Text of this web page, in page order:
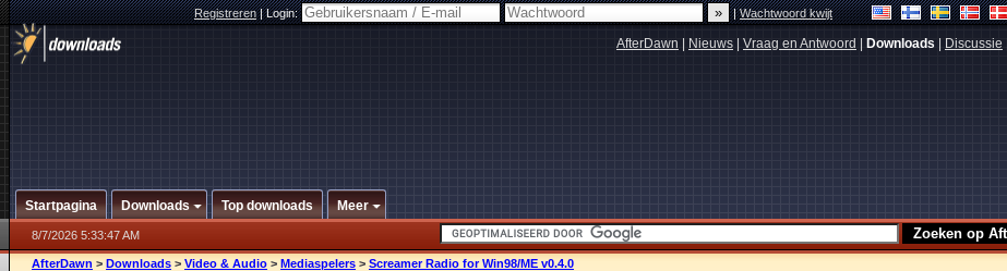
Registreren|Login: |Wachtwoord kwijt
AfterDawn Nieuws Vraag en Antwoord Downloads Discussie
Startpagina Downloads Top downloads Meer
8/7/2026 5:33:47 AM
AfterDawn > Downloads > Video & Audio > Mediaspelers > Screamer Radio for Win98/ME v0.4.0